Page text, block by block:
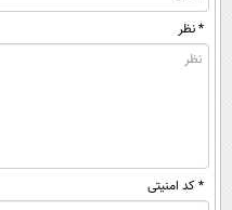
* نظر
* کد امنیتی